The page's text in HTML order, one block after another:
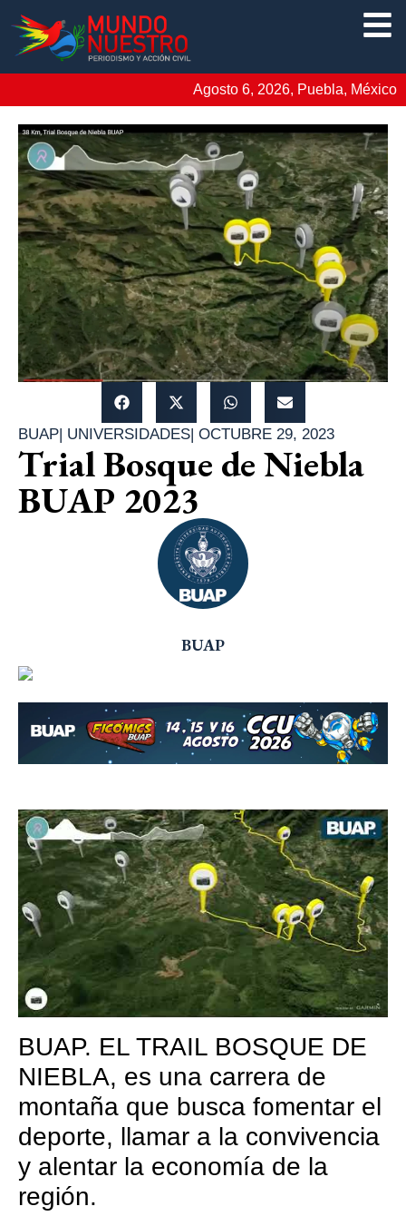
Agosto 6, 2026, Puebla, México
BUAP UNIVERSIDADES OCTUBRE 29, 2023
Trial Bosque de Niebla
BUAP 2023
BUAP
BUAP. EL TRAIL BOSQUE DE
NIEBLA, es una carrera de
montaña que busca fomentar el
deporte, llamar a la convivencia
y alentar la economía de la
región.